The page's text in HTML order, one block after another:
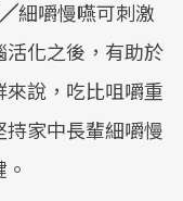
細嚼慢嚥可刺激
化之後，有助於
說，吃比咀嚼重
家中長輩細嚼慢